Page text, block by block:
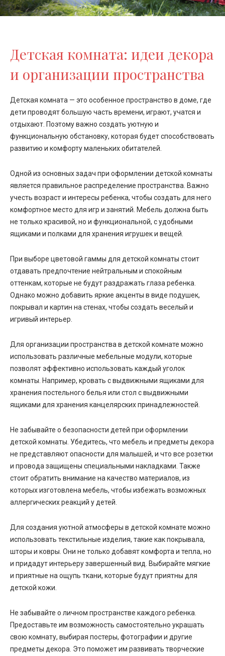
Детская комната: идеи декора
и организации пространства
Детская комната — это особенное пространство в доме, где
дети проводят большую часть времени, играют, учатся и
отдыхают. Поэтому важно создать уютную и
функциональную обстановку, которая будет способствовать
развитию и комфорту маленьких обитателей.
Одной из основных задач при оформлении детской комнаты
является правильное распределение пространства. Важно
учесть возраст и интересы ребенка, чтобы создать для него
комфортное место для игр и занятий. Мебель должна быть
не только красивой, но и функциональной, с удобными
ящиками и полками для хранения игрушек и вещей.
При выборе цветовой гаммы для детской комнаты стоит
отдавать предпочтение нейтральным и спокойным
оттенкам, которые не будут раздражать глаза ребенка.
Однако можно добавить яркие акценты в виде подушек,
покрывал и картин на стенах, чтобы создать веселый и
игривый интерьер.
Для организации пространства в детской комнате можно
использовать различные мебельные модули, которые
позволят эффективно использовать каждый уголок
комнаты. Например, кровать с выдвижными ящиками для
хранения постельного белья или стол с выдвижными
ящиками для хранения канцелярских принадлежностей.
Не забывайте о безопасности детей при оформлении
детской комнаты. Убедитесь, что мебель и предметы декора
не представляют опасности для малышей, и что все розетки
и провода защищены специальными накладками. Также
стоит обратить внимание на качество материалов, из
которых изготовлена мебель, чтобы избежать возможных
аллергических реакций у детей.
Для создания уютной атмосферы в детской комнате можно
использовать текстильные изделия, такие как покрывала,
шторы и ковры. Они не только добавят комфорта и тепла, но
и придадут интерьеру завершенный вид. Выбирайте мягкие
и приятные на ощупь ткани, которые будут приятны для
детской кожи.
Не забывайте о личном пространстве каждого ребенка.
Предоставьте им возможность самостоятельно украшать
свою комнату, выбирая постеры, фотографии и другие
предметы декора. Это поможет им развивать творческие